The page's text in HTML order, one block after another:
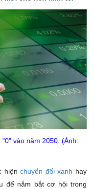
vào năm 2050. (Ảnh:
hiệnchuyển đổi xanh hay
để nắm bắt cơ hội trong